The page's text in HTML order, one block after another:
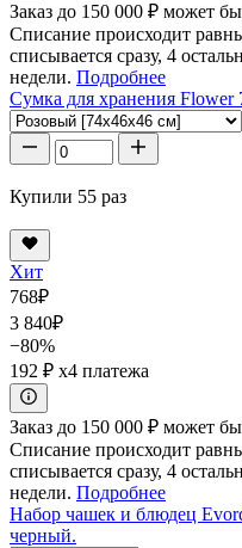
Заказ до 150 000 ₽ может
Списание происходит
списывается сразу, 4
недели. Подробнее
Сумка для хранения Flower
Купили 55 раз
Хит
768₽
3 840₽
−80%
192 ₽ x4 платежа
Заказ до 150 000 ₽ может
Списание происходит
списывается сразу, 4
недели. Подробнее
Набор чашек и блюдец
черный.